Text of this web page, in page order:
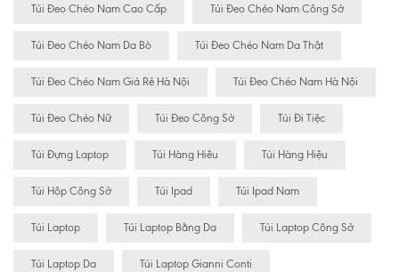
Túi Đeo Chéo Nam Cao Cấp Túi Đeo Chéo Nam Công Sở
Túi Đeo Chéo Nam Da Bò Túi Đeo Chéo Nam Da Thật
Túi Đeo Chéo Nam Giá Rẻ Hà Nội Túi Đeo Chéo Nam Hà Nội
Túi Đeo Chéo Nữ Túi Đeo Công Sở Túi Đi Tiệc
Túi Đựng Laptop Túi Hàng Hiêu Túi Hàng Hiệu
Túi Hộp Công Sở Túi Ipad Túi Ipad Nam
Túi Laptop Túi Laptop Bằng Da Túi Laptop Công Sở
Túi Laptop Da Túi Laptop Gianni Conti